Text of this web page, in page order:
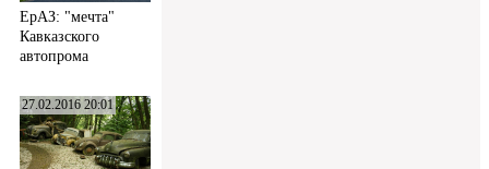
ЕрАЗ: "мечта"
Кавказского
автопрома
27.02.2016 20:01